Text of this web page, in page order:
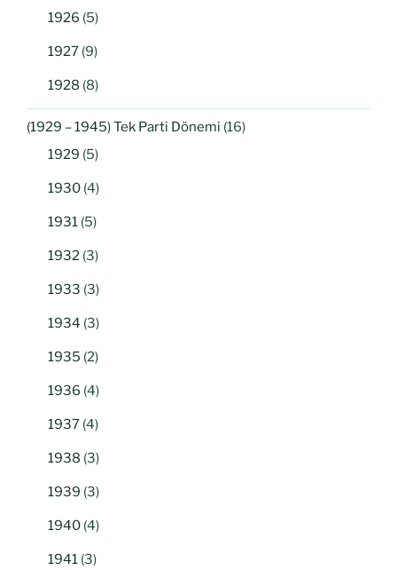
1926 (5)
1927 (9)
1928 (8)
(1929 – 1945) Tek Parti Dönemi (16)
1929 (5)
1930 (4)
1931 (5)
1932 (3)
1933 (3)
1934 (3)
1935 (2)
1936 (4)
1937 (4)
1938 (3)
1939 (3)
1940 (4)
1941 (3)